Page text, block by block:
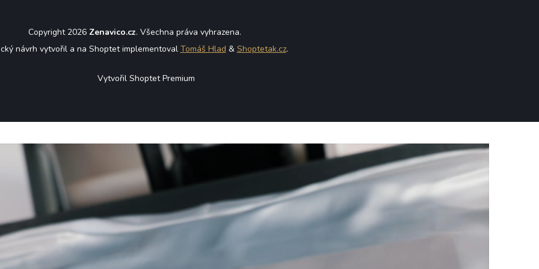
Copyright 2026 Zenavico.cz. Všechna práva vyhrazena.
návrh vytvořil a na Shoptet implementoval Tomáš Hlad & Shoptetak.cz.
Vytvořil Shoptet Premium